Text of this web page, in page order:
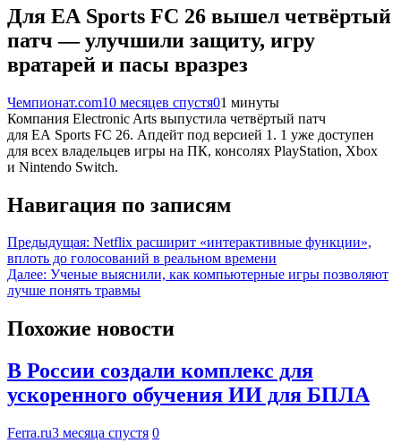
Для EA Sports FC 26 вышел четвёртый
патч — улучшили защиту, игру
вратарей и пасы вразрез
Чемпионат.com10 месяцев спустя01 минуты
Компания Electronic Arts выпустила четвёртый патч
для EA Sports FC 26. Апдейт под версией 1. 1 уже доступен
для всех владельцев игры на ПК, консолях PlayStation, Xbox
и Nintendo Switch.
Навигация по записям
Предыдущая: Netflix расширит «интерактивные функции»,
вплоть до голосований в реальном времени
Далее: Ученые выяснили, как компьютерные игры позволяют
лучше понять травмы
Похожие новости
В России создали комплекс для
ускоренного обучения ИИ для БПЛА
Ferra.ru3 месяца спустя 0